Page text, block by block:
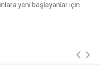
yeni başlayanlar için